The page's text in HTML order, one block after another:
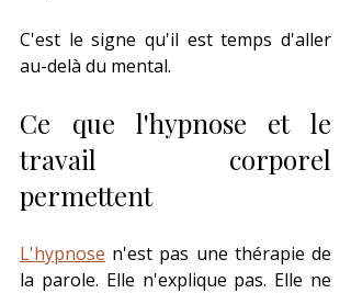
C'est le signe qu'il est temps d'aller
au-delà du mental.
Ce que l'hypnose et le
travail corporel
permettent
L'hypnose n'est pas une thérapie de
la parole. Elle n'explique pas. Elle ne